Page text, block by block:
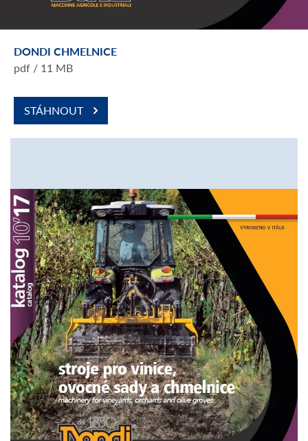
DONDI CHMELNICE
pdf / 11 MB
STÁHNOUT